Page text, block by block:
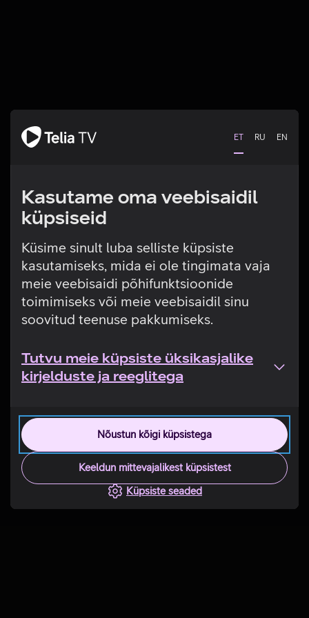
ET RU EN
Kasutame oma veebisaidil
küpsiseid
Küsime sinult luba selliste küpsiste
kasutamiseks, mida ei ole tingimata vaja
meie veebisaidi põhifunktsioonide
toimimiseks või meie veebisaidil sinu
soovitud teenuse pakkumiseks.
Tutvu meie küpsiste üksikasjalike
kirjelduste ja reeglitega
Nõustun kõigi küpsistega
Keeldun mittevajalikest küpsistest
Küpsiste seaded
Tehniline viga